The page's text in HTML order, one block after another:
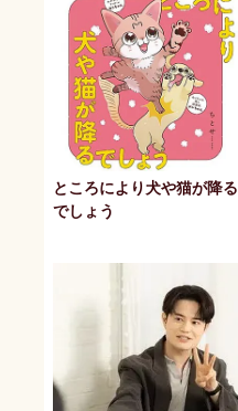
ところにより犬や猫が降る
でしょう